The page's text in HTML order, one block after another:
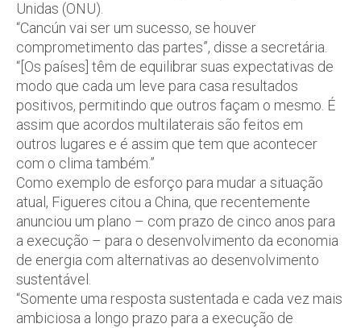
Unidas (ONU).
“Cancún vai ser um sucesso, se houver
comprometimento das partes”, disse a secretária.
“[Os países] têm de equilibrar suas expectativas de
modo que cada um leve para casa resultados
positivos, permitindo que outros façam o mesmo. É
assim que acordos multilaterais são feitos em
outros lugares e é assim que tem que acontecer
com o clima também.”
Como exemplo de esforço para mudar a situação
atual, Figueres citou a China, que recentemente
anunciou um plano – com prazo de cinco anos para
a execução – para o desenvolvimento da economia
de energia com alternativas ao desenvolvimento
sustentável.
“Somente uma resposta sustentada e cada vez mais
ambiciosa a longo prazo para a execução de